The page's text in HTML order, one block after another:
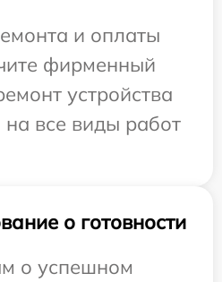
и оплаты
фирменный
устройства
все виды работ
о готовности
о успешном